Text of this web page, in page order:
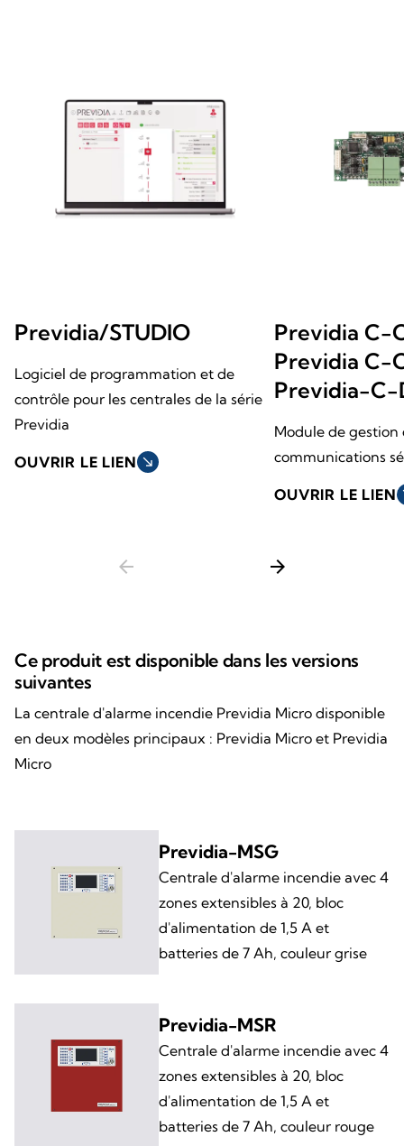
Previdia/STUDIO
Logiciel de programmation et de
contrôle pour les centrales de la série
Previdia
OUVRIR LE LIEN south_east
Previdia C-
Previdia C-
Previdia-C-
Module de gestion
communications
OUVRIR LE LIEN
arrow_back arrow_forward
Ce produit est disponible dans les versions
suivantes
La centrale d'alarme incendie Previdia Micro disponible
en deux modèles principaux : Previdia Micro et Previdia
Micro
Previdia-MSG
Centrale d'alarme incendie avec 4
zones extensibles à 20, bloc
d'alimentation de 1,5 A et
batteries de 7 Ah, couleur grise
Previdia-MSR
Centrale d'alarme incendie avec 4
zones extensibles à 20, bloc
d'alimentation de 1,5 A et
batteries de 7 Ah, couleur rouge